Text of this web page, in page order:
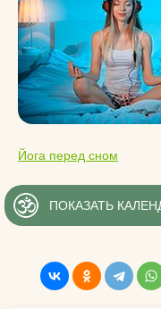
Йога перед сном
ПОКАЗАТЬ